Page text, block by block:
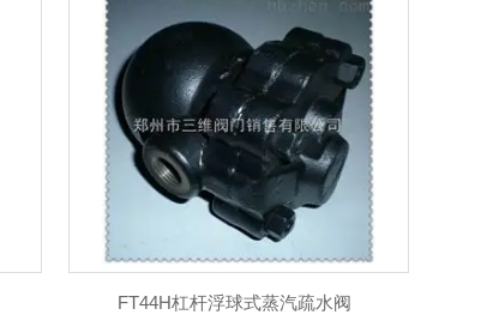
FT44H杠杆浮球式蒸汽疏水阀